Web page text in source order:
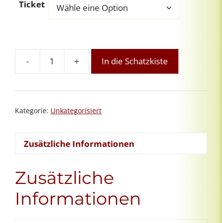
Ticket
-
Reiki-
Supervision
+ In die Schatzkiste
Kategorie: Unkategorisiert
Zusätzliche Informationen
Zusätzliche
Informationen